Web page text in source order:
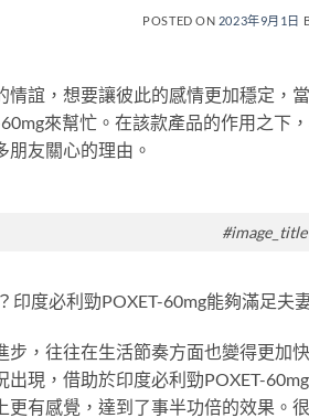
POSTED ON 2023年9月1日
情誼，想要讓彼此的感情更加穩定，
來幫忙。在該款產品的作用之下
朋友關心的理由。
#image_title
？印度必利勁POXET-60mg能夠滿足夫
步，往往在生活節奏方面也變得更加
出現，借助於印度必利勁POXET-
更有感覺，達到了事半功倍的效果。